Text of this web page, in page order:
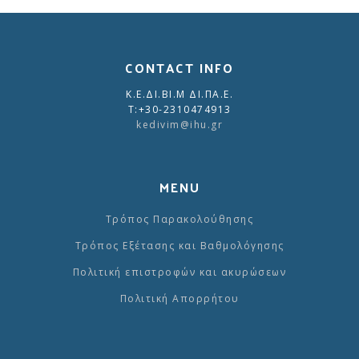
CONTACT INFO
Κ.Ε.ΔΙ.ΒΙ.Μ ΔΙ.ΠΑ.Ε.
Τ:+30-2310474913
kedivim@ihu. gr
MENU
Τρόπος Παρακολούθησης
Τρόπος Εξέτασης και Βαθμολόγησης
Πολιτική επιστροφών και ακυρώσεων
Πολιτική Απορρήτου